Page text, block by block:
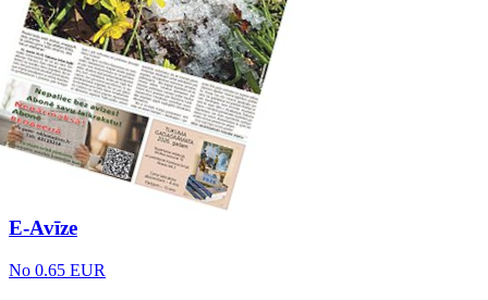
E-Avīze
No 0.65 EUR